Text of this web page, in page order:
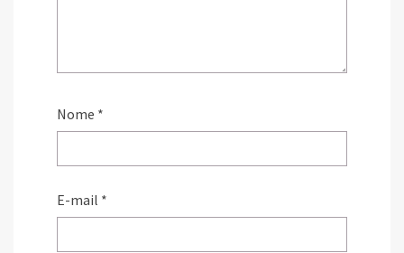
Nome *
E-mail *